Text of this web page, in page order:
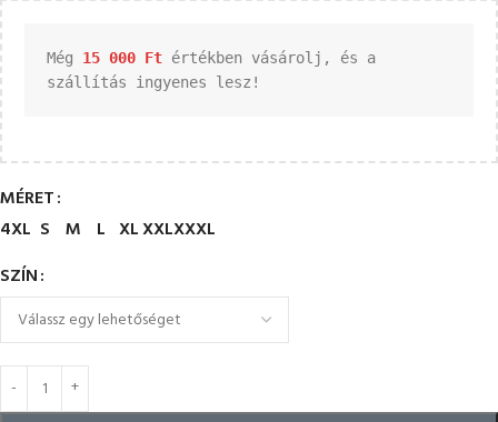
Még 15 000 Ft értékben vásárolj, és a
szállítás ingyenes lesz!
MÉRET
4XL S M L XLXXLXXXL
SZÍN